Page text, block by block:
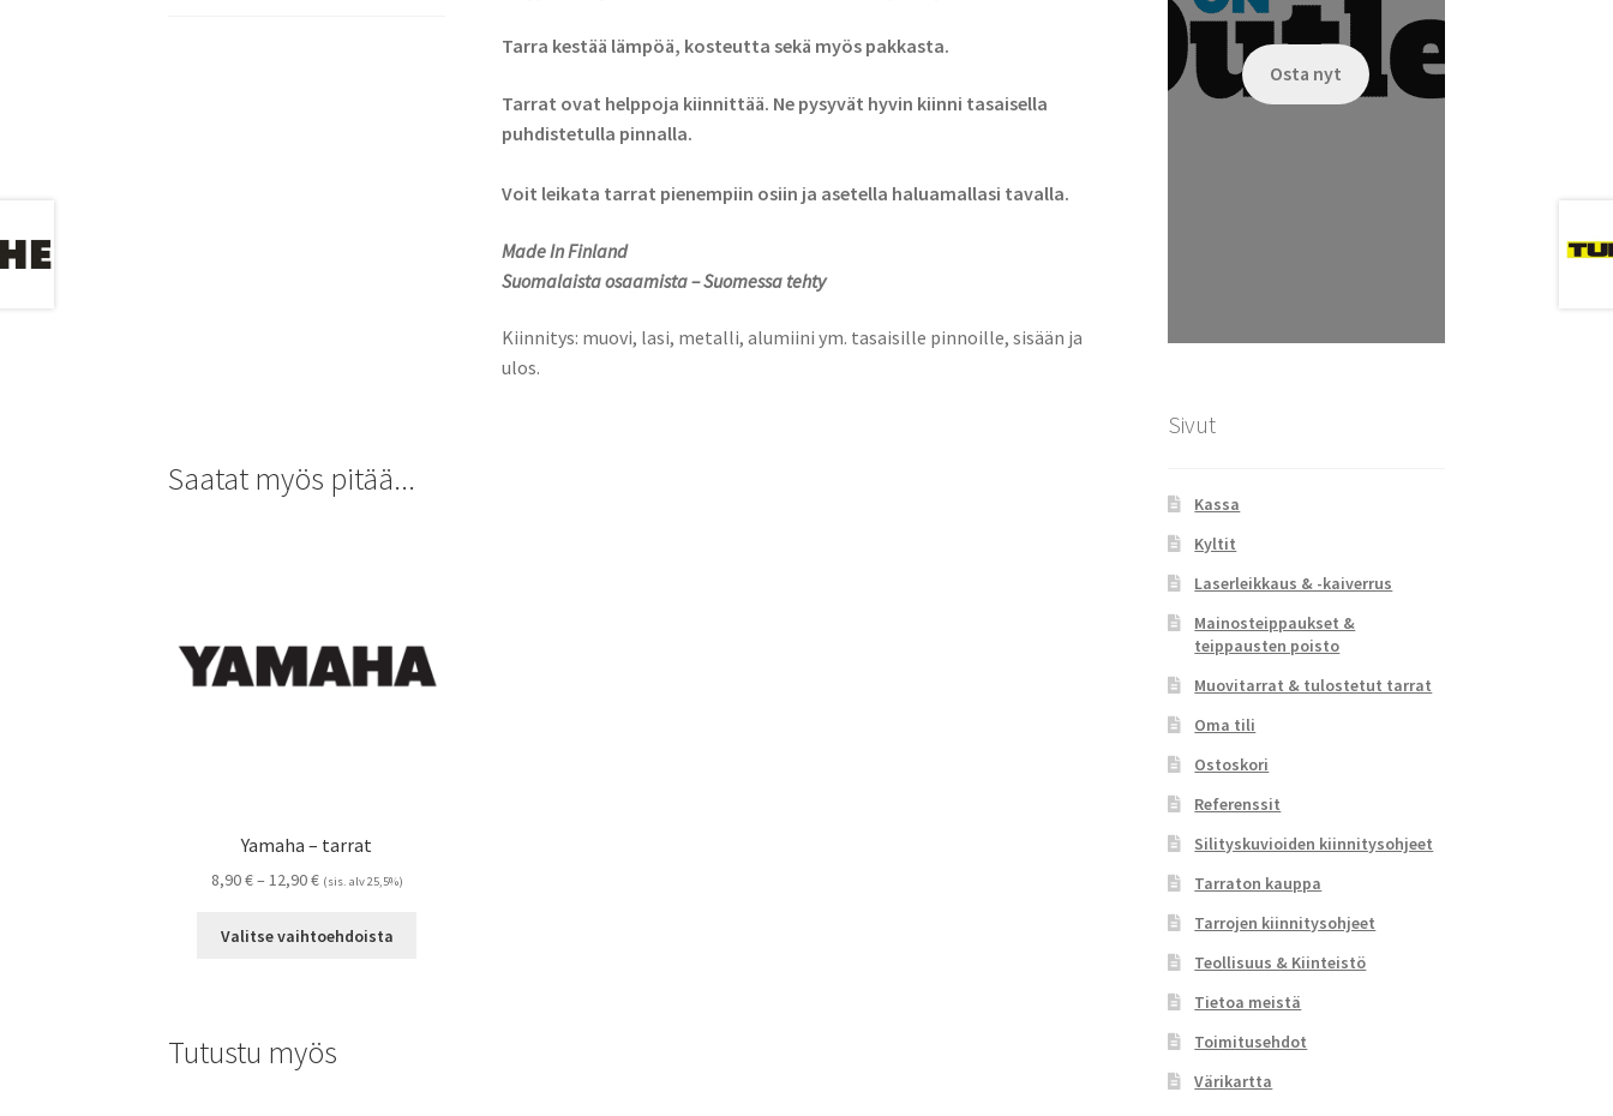
Tarra kestää lämpöä, kosteutta sekä myös pakkasta.
Tarrat ovat helppoja kiinnittää. Ne pysyvät hyvin kiinni tasaisella
puhdistetulla pinnalla.
Voit leikata tarrat pienempiin osiin ja asetella haluamallasi tavalla.
Made In Finland
Suomalaista osaamista – Suomessa tehty
Kiinnitys: muovi, lasi, metalli, alumiini ym. tasaisille pinnoille, sisään ja
ulos.
Saatat myös pitää...
Yamaha – tarrat
8,90€– 12,90€Hintaluokka:
-
(sis. alv 25,5%)
Valitse vaihtoehdoista
Tutustu myös
Osta nyt
Sivut
Kassa
Kyltit
Laserleikkaus & -kaiverrus
Mainosteippaukset &
teippausten poisto
Muovitarrat & tulostetut tarrat
Oma tili
Ostoskori
Referenssit
Silityskuvioiden kiinnitysohjeet
Tarraton kauppa
Tarrojen kiinnitysohjeet
Teollisuus & Kiinteistö
Tietoa meistä
Toimitusehdot
Värikartta